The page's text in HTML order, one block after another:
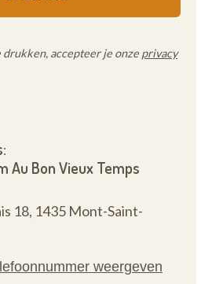
accepteer je onze privacy
Au Bon Vieux Temps
18, 1435 Mont-Saint-